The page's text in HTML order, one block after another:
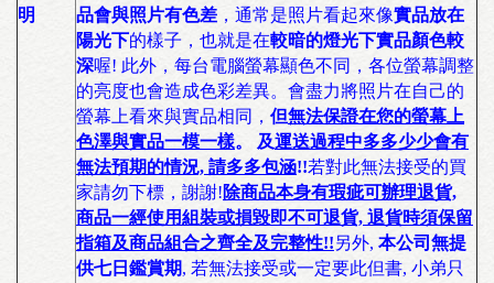
明
品會與照片有色差 ，通常是照片看起來像實品放在
陽光下的樣子，也就是在較暗的燈光下實品顏色較
深喔! 此外，每台電腦螢幕顯色不同，各位螢幕調整
的亮度也會造成色彩差異。會盡力將照片在自己的
螢幕上看來與實品相同， 但無法保證在您的螢幕上
色澤與實品一模一樣。 及運送過程中多多少少會有
無法預期的情況, 請多多包涵!!若對此無法接受的買
家請勿下標，謝謝!除商品本身有瑕疵可辦理退貨,
商品一經使用組裝或損毀即不可退貨, 退貨時須保留
指箱及商品組合之齊全及完整性!!另外, 本公司無提
供七日鑑賞期, 若無法接受或一定要此但書, 小弟只